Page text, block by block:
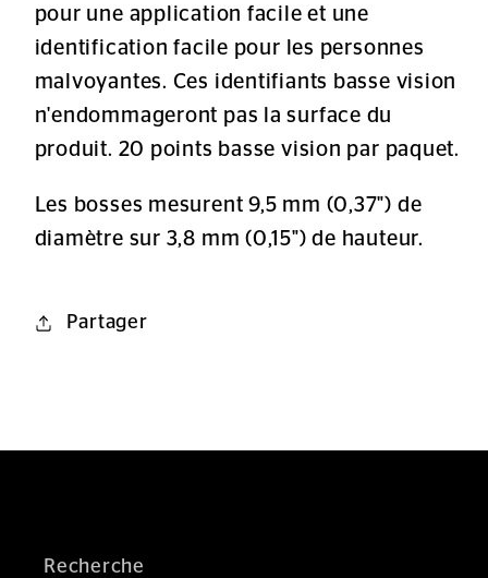
pour une application facile et une
identification facile pour les personnes
malvoyantes. Ces identifiants basse vision
n'endommageront pas la surface du
produit. 20 points basse vision par paquet.
Les bosses mesurent 9,5 mm (0,37") de
diamètre sur 3,8 mm (0,15") de hauteur.
Partager
Recherche